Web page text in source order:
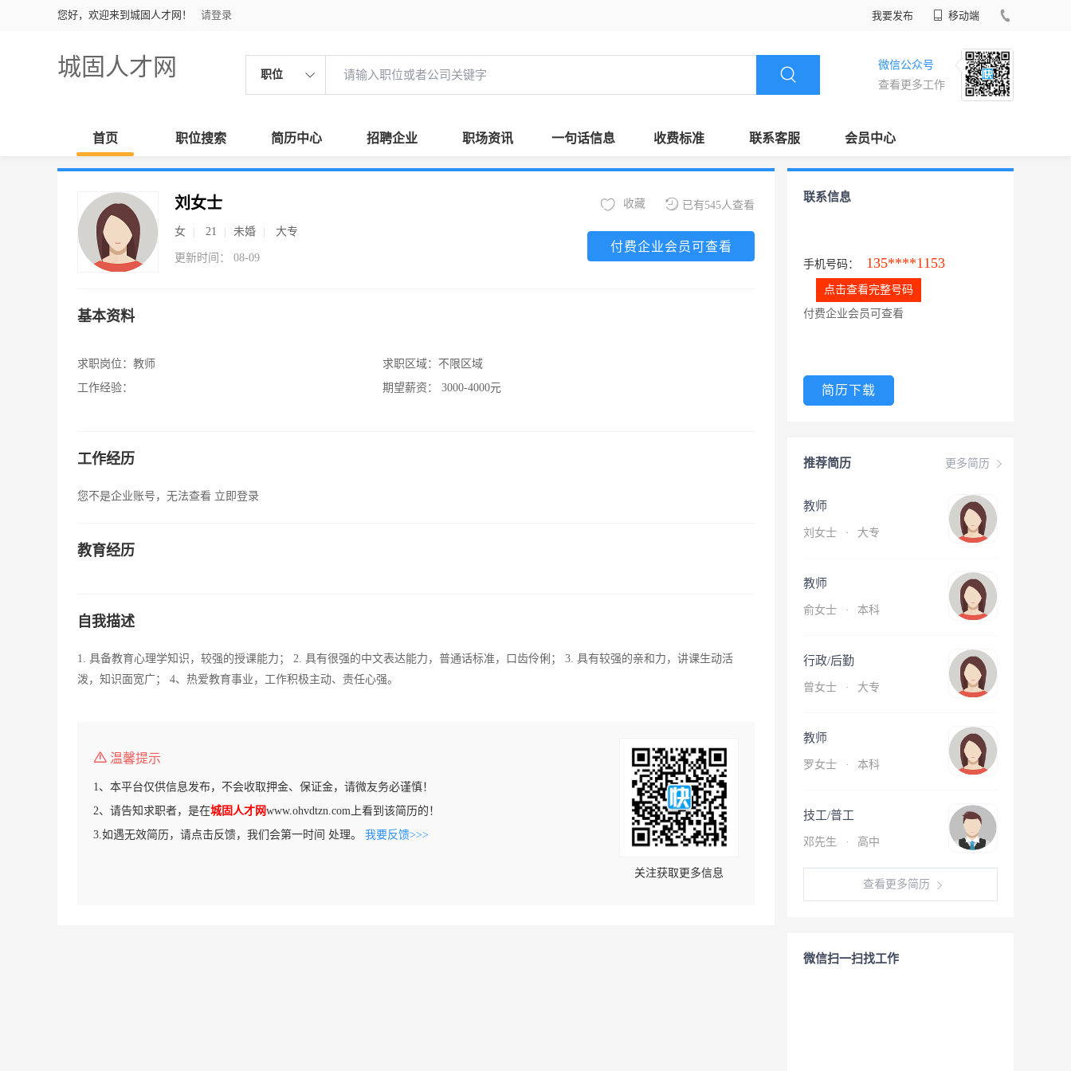
您好，欢迎来到城固人才网！ 请登录 我要发布 移动端
城固人才网 职位
微信公众号
查看更多工作
首页 职位搜索 简历中心 招聘企业 职场资讯 一句话信息 收费标准 联系客服 会员中心
刘女士
女 21 未婚 大专
更新时间： 08-09
已有545人查看
收藏
付费企业会员可查看
基本资料
求职岗位： 教师
工作经验：
求职区域： 不限区域
期望薪资：
3000-4000元
工作经历
您不是企业账号，无法查看 立即登录
教育经历
自我描述
1. 具备教育心理学知识，较强的授课能力； 2. 具有很强的中文表达能力，普通话标准，口齿伶俐； 3. 具有较强的亲和力，讲课生动活
泼，知识面宽广； 4、热爱教育事业，工作积极主动、责任心强。
温馨提示
1、本平台仅供信息发布，不会收取押金、保证金，请微友务必谨慎！
2、请告知求职者，是在城固人才网www.ohvdtzn.com上看到该简历的！
3.如遇无效简历，请点击反馈，我们会第一时间 处理。 我要反馈>>>
关注获取更多信息
联系信息
手机号码： 135****1153
点击查看完整号码
付费企业会员可查看
简历下载
更多简历
推荐简历
教师
刘女士 · 大专
教师
俞女士 · 本科
行政/后勤
曾女士 · 大专
教师
罗女士 · 本科
技工/普工
邓先生 · 高中
查看更多简历
微信扫一扫找工作